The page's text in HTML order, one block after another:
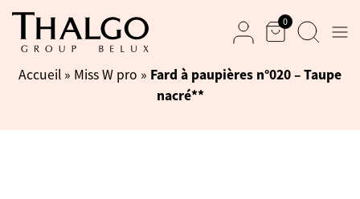
0
Accueil » Miss W pro » Fard à paupières n°020 – Taupe
nacré**